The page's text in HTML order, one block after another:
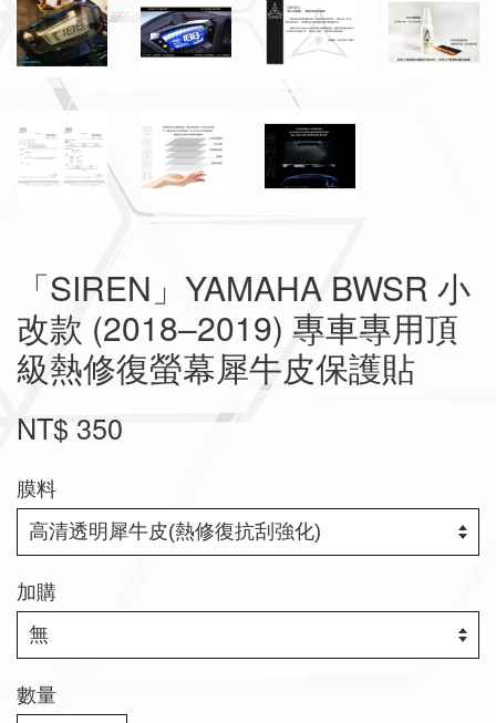
「SIREN」YAMAHA BWSR 小
改款 (2018–2019) 專車專用頂
級熱修復螢幕犀牛皮保護貼
NT$ 350
膜料
加購
數量